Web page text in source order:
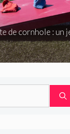
de cornhole : un